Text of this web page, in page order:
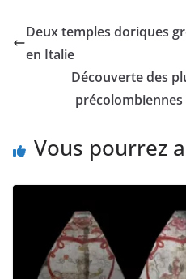
Deux temples doriques
en Italie
Découverte des
précolombiennes
Vous pourrez